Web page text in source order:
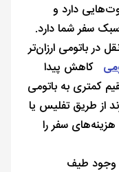
دارد و
سفر شما دارد.
در باتومی ارزان‌تر
کاهش پیدا
کمتری به باتومی
از طریق تفلیس یا
سفر را
وجود طیف